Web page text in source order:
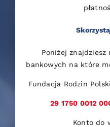
Poniżej
bankowych na które
Fundacja Rodzin
29 1750 0012
Konto do